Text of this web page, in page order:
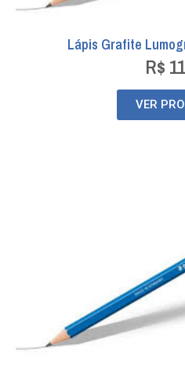
Lápis Grafite
R$
VER